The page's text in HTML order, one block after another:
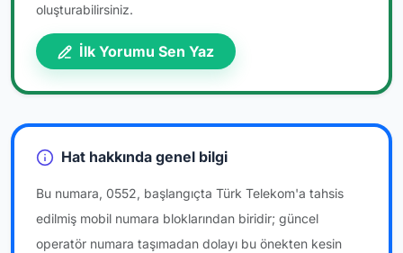
oluşturabilirsiniz.
İlk Yorumu Sen Yaz
Hat hakkında genel bilgi
Bu numara, 0552, başlangıçta Türk Telekom'a tahsis
edilmiş mobil numara bloklarından biridir; güncel
operatör numara taşımadan dolayı bu önekten kesin